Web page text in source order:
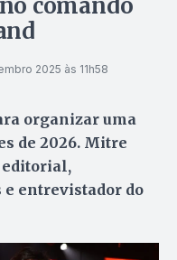
comando
2025 às 11h58
organizar uma
de 2026. Mitre
editorial,
entrevistador do